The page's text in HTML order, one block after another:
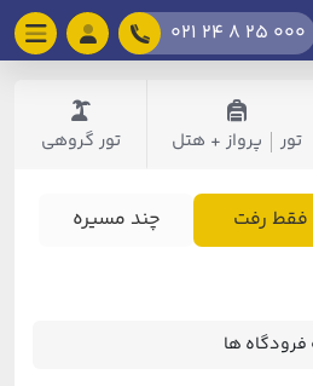
021 24 8 25 000
تور پرواز + هتل تور گروهی
فقط رفت چند مسیره